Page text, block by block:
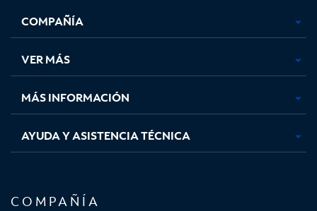
abre
en
pestaña
nueva
abre
en
pestaña
nueva
abre
en
pestaña
nueva
en
nueva
COMPAÑÍA
VER MÁS
MÁS INFORMACIÓN
AYUDA Y ASISTENCIA TÉCNICA
COMPAÑÍA